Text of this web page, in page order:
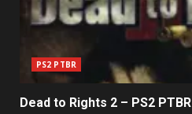
PS2 PTBR
Dead to Rights 2 – PS2 PTBR